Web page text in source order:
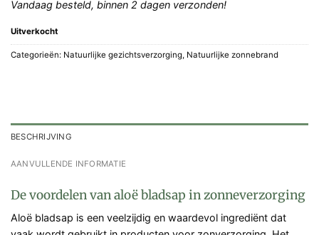
Vandaag besteld, binnen 2 dagen verzonden!
Uitverkocht
Categorieën: Natuurlijke gezichtsverzorging, Natuurlijke zonnebrand
BESCHRIJVING
AANVULLENDE INFORMATIE
De voordelen van aloë bladsap in zonneverzorging
Aloë bladsap is een veelzijdig en waardevol ingrediënt dat